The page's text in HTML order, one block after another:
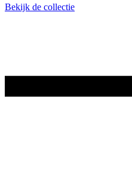
Bekijk de collectie